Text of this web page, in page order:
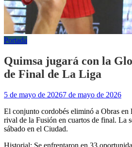
Portada
Quimsa jugará con la
de Final de La Liga
5 de mayo de 20267 de mayo de 2026
El conjunto cordobés eliminó a Obras en
rival de la Fusión en cuartos de final. La
sábado en el Ciudad.
Historial: Se enfrentaron en 33